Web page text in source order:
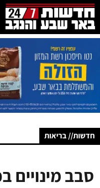
חדשות// בריאות
סבב מינויים